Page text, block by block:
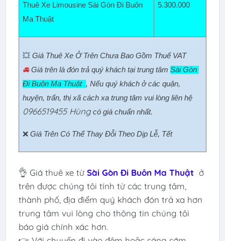
Thuê Xe Limousine Sài Gòn Đi Buôn
Ma Thuật
5.300.000
💥 Giá Thuê Xe Ở Trên Chưa Bao Gồm Thuế VAT
🚘 Giá trên là đón trả quý khách tại trung tâm Sài Gòn
Đi Buôn Ma Thuật , Nếu quý khách ở các quận,
huyện, trấn, thị xã cách xa trung tâm vui lòng liên hệ
0966519455 Hùngcó giá chuẩn nhất.
❌ Giá Trên Có Thể Thay Đỗi Theo Dịp Lễ, Tết
👌 Giá thuê xe từSài Gòn Đi Buôn Ma Thuật ở
trên được chúng tôi tính từ các trung tâm,
thành phố, địa điểm quý khách đón trả xa hơn
trung tâm vui lòng cho thông tin chúng tôi
báo giá chính xác hơn.